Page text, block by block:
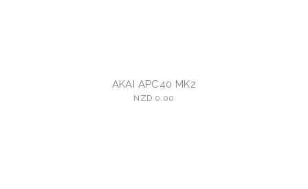
AKAI APC40 MK2
NZD 0.00